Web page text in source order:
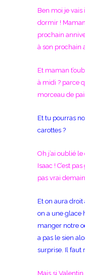
Ben moi je
dormir !
prochain
à son prochain
Et maman
à midi ? parce
morceau de
Et tu pourras
carottes ?
Oh j’ai oublié
Isaac ! C’est
pas vrai
Et on aura
on a une glace
manger notre
a pas le sien
surprise. Il faut
Mais si